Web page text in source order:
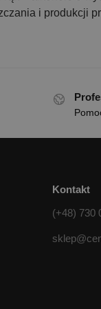
i produkcji
Kontakt
(+48) 730